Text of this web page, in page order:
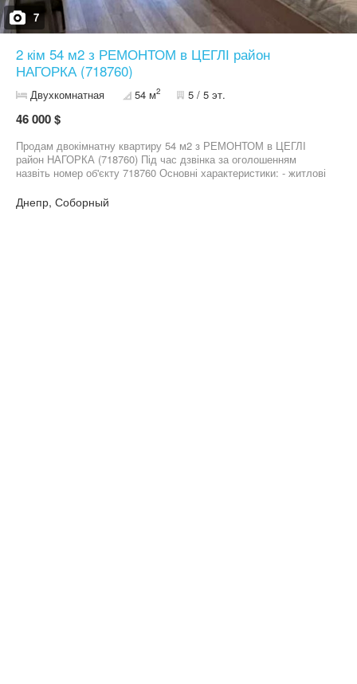
7
2 кім 54 м2 з РЕМОНТОМ в ЦЕГЛІ район
НАГОРКА (718760)
Двухкомнатная 54 м2 5 / 5 эт.
46 000 $
Продам двокімнатну квартиру 54 м2 з РЕМОНТОМ в ЦЕГЛІ
район НАГОРКА (718760) Під час дзвінка за оголошенням
назвіть номер об'єкту 718760 Основні характеристики: - житлові
будівлі - 5 - розташування - не кутова - площа квартири - 54 м2 -
площа кухні - 20 м2 - наявність балкона / лоджії - є - стан -
Днепр, Соборный